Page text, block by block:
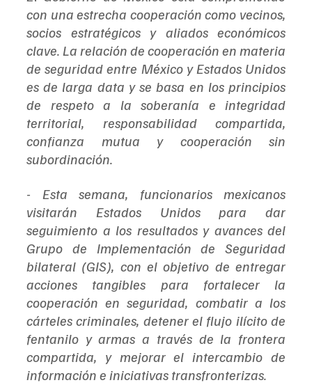
con una estrecha cooperación como vecinos,
socios estratégicos y aliados económicos
clave. La relación de cooperación en materia
de seguridad entre México y Estados Unidos
es de larga data y se basa en los principios
de respeto a la soberanía e integridad
territorial, responsabilidad compartida,
confianza mutua y cooperación sin
subordinación.
- Esta semana, funcionarios mexicanos
visitarán Estados Unidos para dar
seguimiento a los resultados y avances del
Grupo de Implementación de Seguridad
bilateral (GIS), con el objetivo de entregar
acciones tangibles para fortalecer la
cooperación en seguridad, combatir a los
cárteles criminales, detener el flujo ilícito de
fentanilo y armas a través de la frontera
compartida, y mejorar el intercambio de
información e iniciativas transfronterizas.